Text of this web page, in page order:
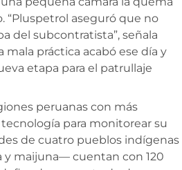
“Pluspetrol aseguró que no
del subcontratista”, señala
mala práctica acabó ese día y
etapa para el patrullaje
peruanas con más
para monitorear su
de cuatro pueblos indígenas
maijuna— cuentan con 120